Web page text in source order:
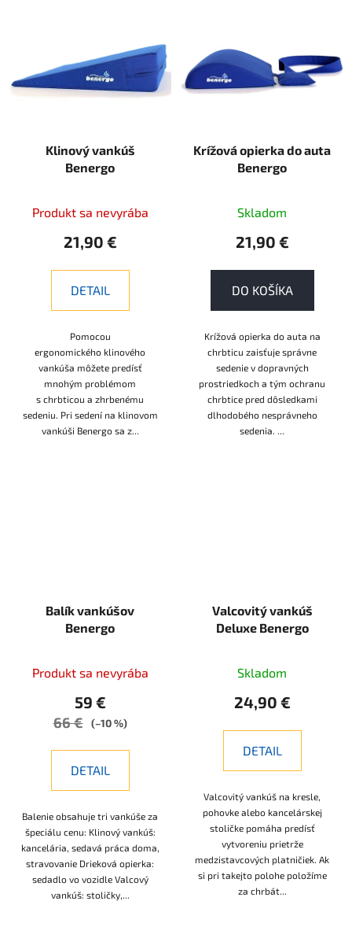
Klinový vankúš
Benergo
Produkt sa nevyrába
21,90 €
DETAIL
Pomocou
ergonomického klinového
vankúša môžete predísť
mnohým problémom
s chrbticou a zhrbenému
sedeniu. Pri sedení na klinovom
vankúši Benergo sa z...
Krížová opierka do auta
Benergo
Skladom
21,90 €
DO KOŠÍKA
Krížová opierka do auta na
chrbticu zaisťuje správne
sedenie v dopravných
prostriedkoch a tým ochranu
chrbtice pred dôsledkami
dlhodobého nesprávneho
sedenia. ...
Balík vankúšov
Benergo
Produkt sa nevyrába
59 €
66 € (–10 %)
DETAIL
Balenie obsahuje tri vankúše za
špeciálu cenu: Klinový vankúš:
kancelária, sedavá práca doma,
stravovanie Drieková opierka:
sedadlo vo vozidle Valcový
vankúš: stoličky,...
Valcovitý vankúš
Deluxe Benergo
Skladom
24,90 €
DETAIL
Valcovitý vankúš na kresle,
pohovke alebo kancelárskej
stoličke pomáha predísť
vytvoreniu prietrže
medzistavcových platničiek. Ak
si pri takejto polohe položíme
za chrbát...